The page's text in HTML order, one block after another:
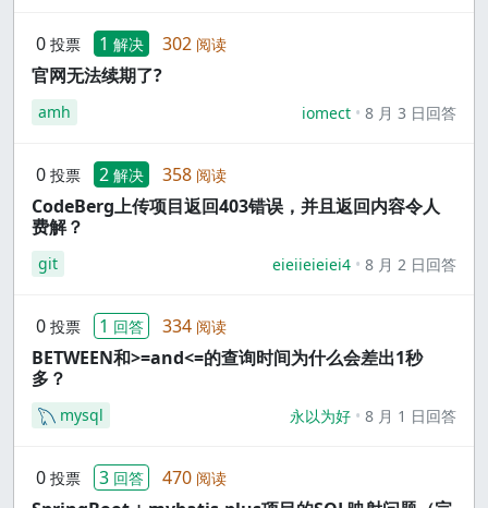
0 投票 1 解决 302 阅读
官网无法续期了?
amh iomect 8 月 3 日回答
0 投票 2 解决 358 阅读
CodeBerg上传项目返回403错误，并且返回内容令人
费解？
git eieiieieiei4 8 月 2 日回答
0 投票 1 回答 334 阅读
BETWEEN和>=and<=的查询时间为什么会差出1秒
多？
mysql 永以为好 8 月 1 日回答
0 投票 3 回答 470 阅读